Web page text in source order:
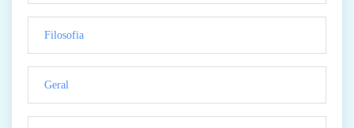
Filosofia
Geral